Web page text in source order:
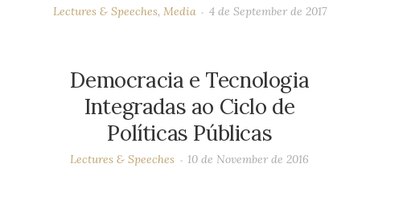
Lectures & Speeches, Media 4 de September de 2017
Democracia e Tecnologia
Integradas ao Ciclo de
Políticas Públicas
Lectures & Speeches 10 de November de 2016